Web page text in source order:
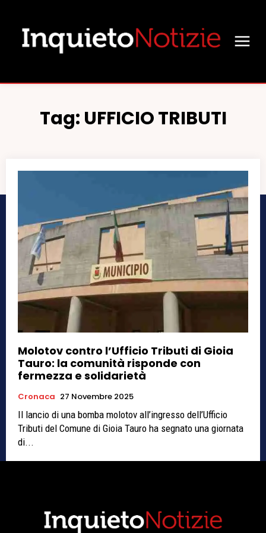
Tag: UFFICIO TRIBUTI
Molotov contro l’Ufficio Tributi di Gioia
Tauro: la comunità risponde con
fermezza e solidarietà
Cronaca 27 Novembre 2025
Il lancio di una bomba molotov all’ingresso dell’Ufficio
Tributi del Comune di Gioia Tauro ha segnato una giornata
di...